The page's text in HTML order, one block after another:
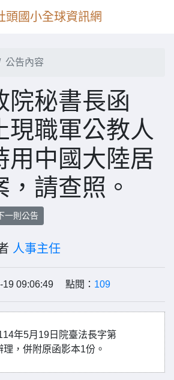
頭國小全球資訊網
公告內容
院秘書長函
現職軍公教人
用中國大陸居
請查照。
一則公告
人事主任
19 09:06:49 點閱： 109
年5月19日院臺法長字第
，併附原函影本1份。